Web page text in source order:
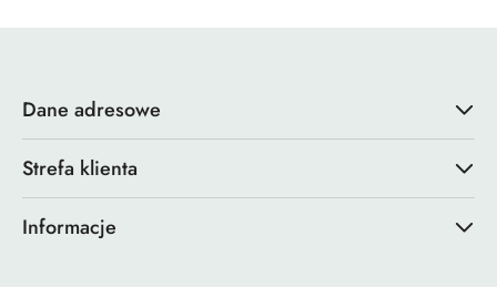
Dane adresowe
Strefa klienta
Informacje